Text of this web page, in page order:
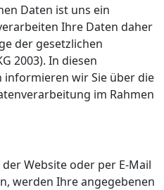
Daten ist uns ein
Ihre Daten daher
der gesetzlichen
2003). In diesen
wir Sie über die
im Rahmen
Website oder per E-Mail
werden Ihre angegebenen